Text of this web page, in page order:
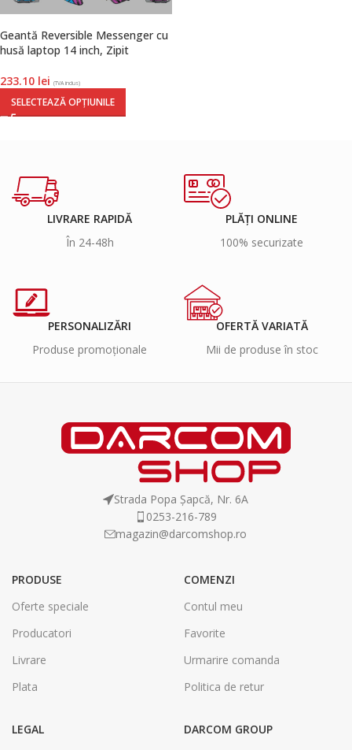
Geantă Reversible Messenger cu
husă laptop 14 inch, Zipit
233.10 lei (TVA inclus)
SELECTEAZĂ OPȚIUNILE
LIVRARE RAPIDĂ
În 24-48h
PLĂȚI ONLINE
100% securizate
PERSONALIZĂRI
Produse promoționale
OFERTĂ VARIATĂ
Mii de produse în stoc
Strada Popa Șapcă, Nr. 6A
0253-216-789
magazin@darcomshop.ro
PRODUSE
Oferte speciale
Producatori
Livrare
Plata
COMENZI
Contul meu
Favorite
Urmarire comanda
Politica de retur
LEGAL
DARCOM GROUP